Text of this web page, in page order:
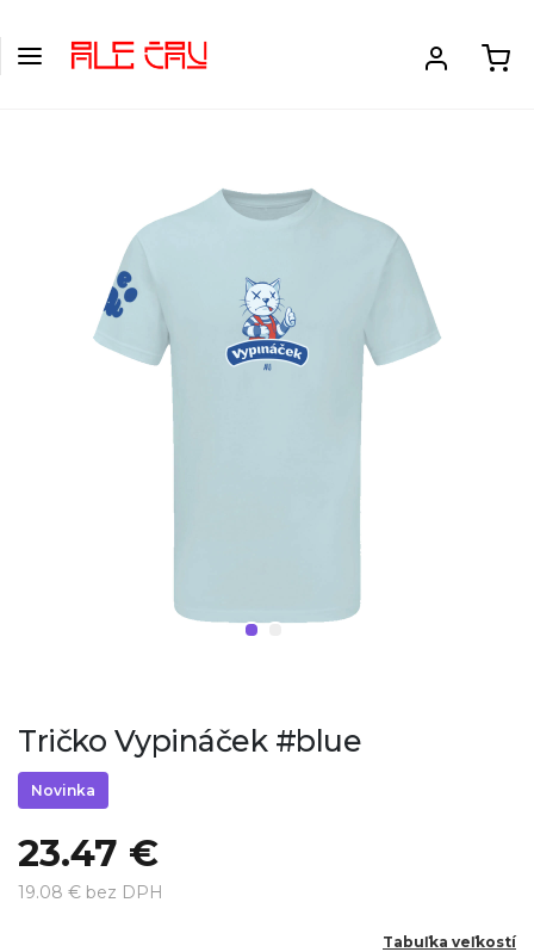
Tričko Vypináček #blue
Novinka
23.47 €
19.08 € bez DPH
Tabuľka veľkostí